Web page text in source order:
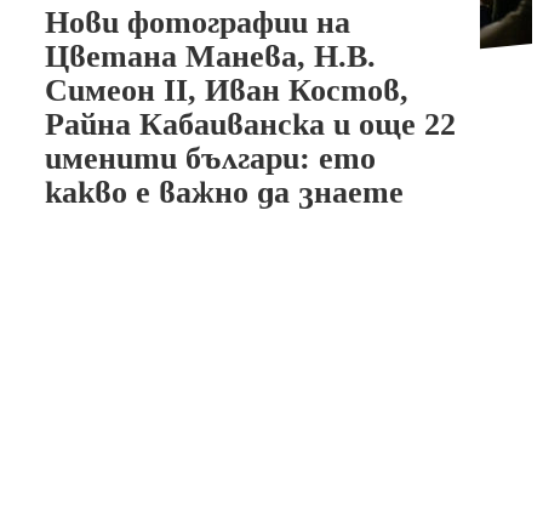
Нови фотографии на
Цветана Манева, Н.В.
Симеон II, Иван Костов,
Райна Кабаиванска и още 22
именити българи: ето
какво е важно да знаете